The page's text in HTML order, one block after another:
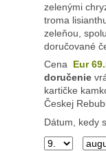
zelenými
troma
zeleňou,
doručované
Cena
Eur
doručenie
kartičke
Českej
Dátum, kedy